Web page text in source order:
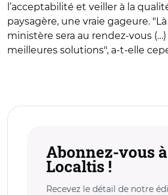
l’acceptabilité et veiller à la
paysagère, une vraie gageure.
ministère sera au rendez-vous
meilleures solutions", a-t-elle
Abonnez-vous à
Localtis !
Recevez le détail de notre